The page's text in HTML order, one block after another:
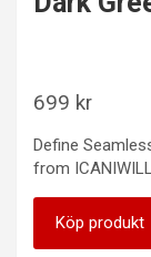
699 kr
Define
from
Köp produkt